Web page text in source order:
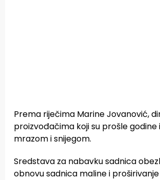
Prema riječima Marine Jovanović,
proizvođačima koji su prošle
mrazom i snijegom.
Sredstava za nabavku sadnica
obnovu sadnica maline i